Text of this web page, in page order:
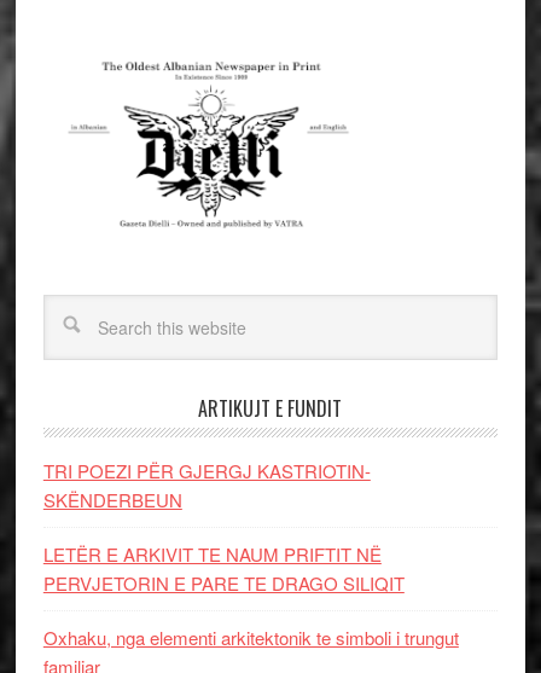
ARTIKUJT E FUNDIT
TRI POEZI PËR GJERGJ KASTRIOTIN-
SKËNDERBEUN
LETËR E ARKIVIT TE NAUM PRIFTIT NË
PERVJETORIN E PARE TE DRAGO SILIQIT
Oxhaku, nga elementi arkitektonik te simboli i trungut
familjar